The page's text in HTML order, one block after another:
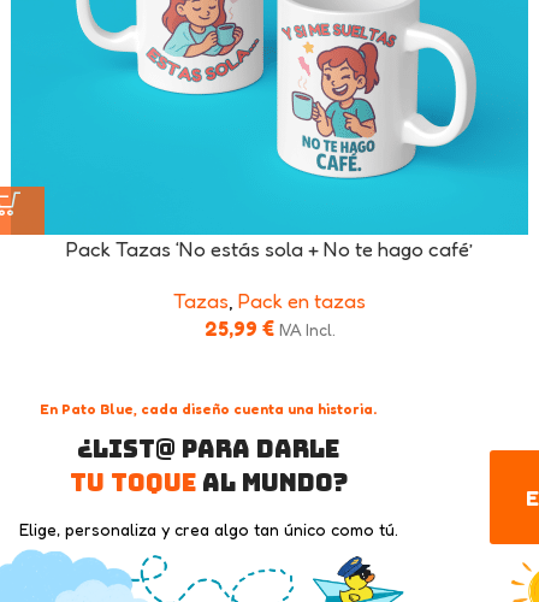
Pack Tazas ‘No estás sola + No te hago café’
Tazas Pack en tazas
25,99 € IVA Incl.
En Pato Blue, cada diseño cuenta una historia.
¿List@ para darle
tu toqueal mundo?
Elige, personaliza y crea algo tan único como tú.